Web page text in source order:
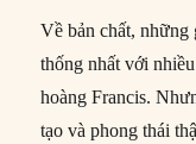
Về bản chất, những
thống nhất với
hoàng Francis.
tạo và phong thái